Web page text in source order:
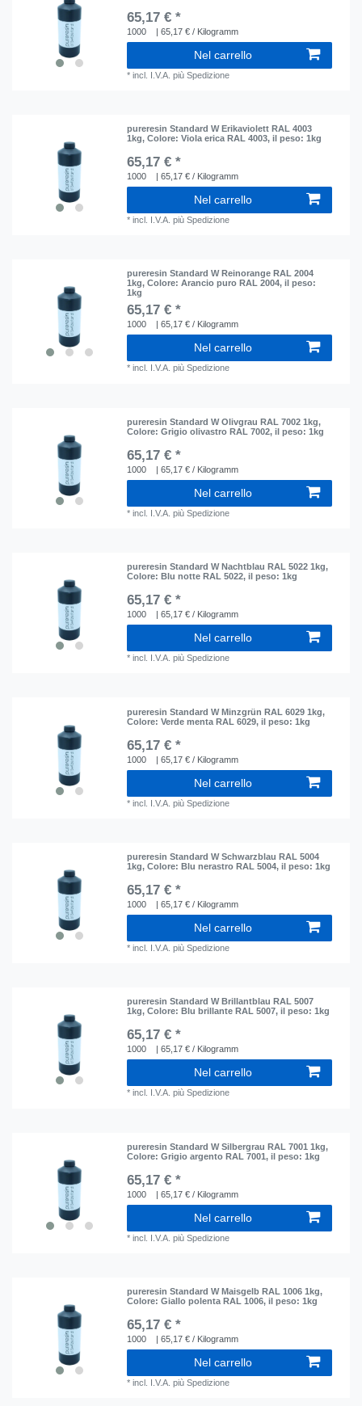
65,17 € *
1000 | 65,17 € / Kilogramm
Nel carrello
*incl. I.V.A. piùSpedizione
pureresin Standard W Erikaviolett RAL 4003
1kg, Colore: Viola erica RAL 4003, il peso: 1kg
65,17 € *
1000 | 65,17 € / Kilogramm
Nel carrello
*incl. I.V.A. piùSpedizione
pureresin Standard W Reinorange RAL 2004
1kg, Colore: Arancio puro RAL 2004, il peso:
1kg
65,17 € *
1000 | 65,17 € / Kilogramm
Nel carrello
*incl. I.V.A. piùSpedizione
pureresin Standard W Olivgrau RAL 7002 1kg,
Colore: Grigio olivastro RAL 7002, il peso: 1kg
65,17 € *
1000 | 65,17 € / Kilogramm
Nel carrello
*incl. I.V.A. piùSpedizione
pureresin Standard W Nachtblau RAL 5022 1kg,
Colore: Blu notte RAL 5022, il peso: 1kg
65,17 € *
1000 | 65,17 € / Kilogramm
Nel carrello
*incl. I.V.A. piùSpedizione
pureresin Standard W Minzgrün RAL 6029 1kg,
Colore: Verde menta RAL 6029, il peso: 1kg
65,17 € *
1000 | 65,17 € / Kilogramm
Nel carrello
*incl. I.V.A. piùSpedizione
pureresin Standard W Schwarzblau RAL 5004
1kg, Colore: Blu nerastro RAL 5004, il peso: 1kg
65,17 € *
1000 | 65,17 € / Kilogramm
Nel carrello
*incl. I.V.A. piùSpedizione
pureresin Standard W Brillantblau RAL 5007
1kg, Colore: Blu brillante RAL 5007, il peso: 1kg
65,17 € *
1000 | 65,17 € / Kilogramm
Nel carrello
*incl. I.V.A. piùSpedizione
pureresin Standard W Silbergrau RAL 7001 1kg,
Colore: Grigio argento RAL 7001, il peso: 1kg
65,17 € *
1000 | 65,17 € / Kilogramm
Nel carrello
*incl. I.V.A. piùSpedizione
pureresin Standard W Maisgelb RAL 1006 1kg,
Colore: Giallo polenta RAL 1006, il peso: 1kg
65,17 € *
1000 | 65,17 € / Kilogramm
Nel carrello
*incl. I.V.A. piùSpedizione